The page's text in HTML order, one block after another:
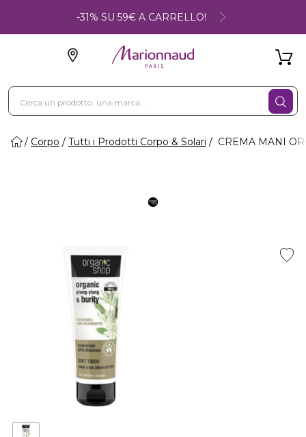
-31% SU 59€ A CARRELLO!
Corpo Tutti i Prodotti Corpo & Solari CREMA MANI